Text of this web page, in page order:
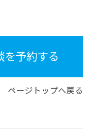
を予約する
ページトップへ戻る